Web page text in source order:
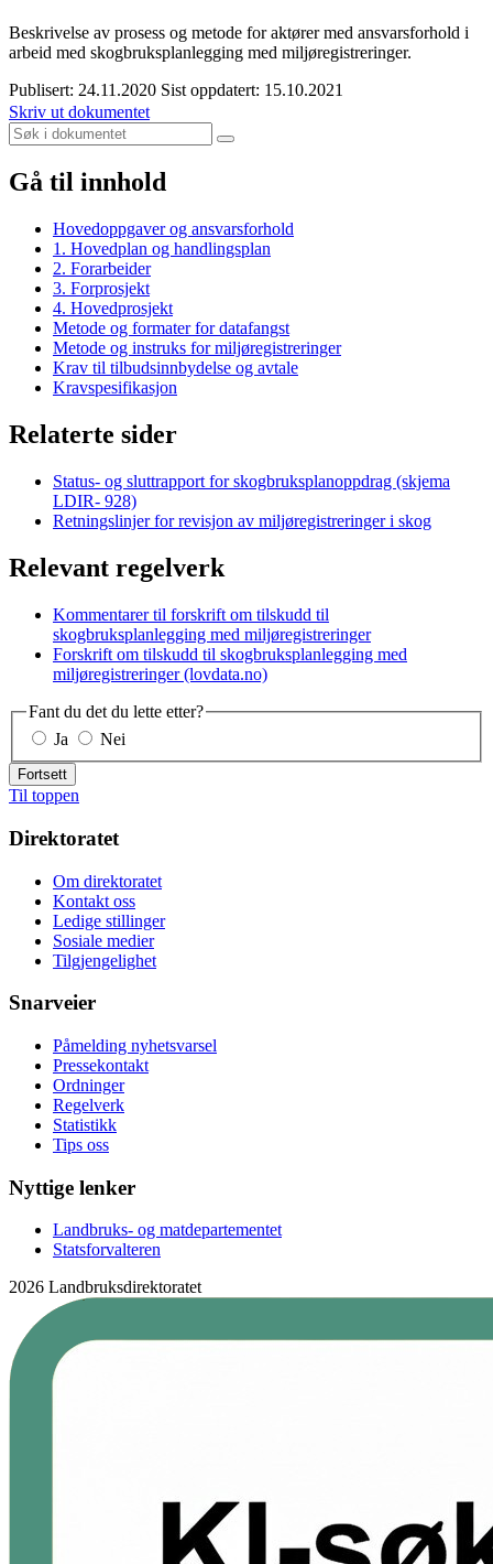
Beskrivelse av prosess og metode for aktører med ansvarsforhold i
arbeid med skogbruksplanlegging med miljøregistreringer.
Publisert: 24.11.2020 Sist oppdatert: 15.10.2021
Skriv ut dokumentet
Gå til innhold
Hovedoppgaver og ansvarsforhold
1. Hovedplan og handlingsplan
2. Forarbeider
3. Forprosjekt
4. Hovedprosjekt
Metode og formater for datafangst
Metode og instruks for miljøregistreringer
Krav til tilbudsinnbydelse og avtale
Kravspesifikasjon
Relaterte sider
Status- og sluttrapport for skogbruksplanoppdrag (skjema
LDIR- 928)
Retningslinjer for revisjon av miljøregistreringer i skog
Relevant regelverk
Kommentarer til forskrift om tilskudd til
skogbruksplanlegging med miljøregistreringer
Forskrift om tilskudd til skogbruksplanlegging med
miljøregistreringer (lovdata.no)
Fant du det du lette etter?
Ja
Nei
Fortsett
Til toppen
Direktoratet
Om direktoratet
Kontakt oss
Ledige stillinger
Sosiale medier
Tilgjengelighet
Snarveier
Påmelding nyhetsvarsel
Pressekontakt
Ordninger
Regelverk
Statistikk
Tips oss
Nyttige lenker
Landbruks- og matdepartementet
Statsforvalteren
2026 Landbruksdirektoratet